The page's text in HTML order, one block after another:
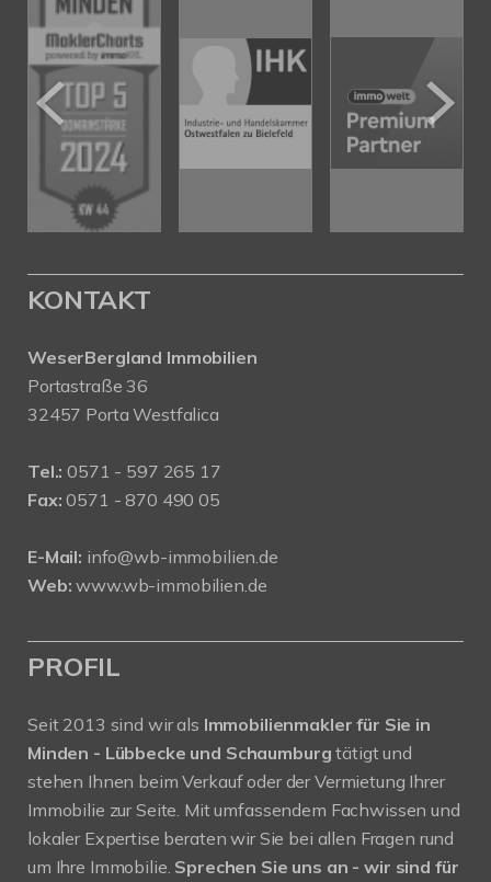
KONTAKT
WeserBergland Immobilien
Portastraße 36
32457 Porta Westfalica
Tel.: 0571 - 597 265 17
Fax: 0571 - 870 490 05
E-Mail: info@wb-immobilien.de
Web: www.wb-immobilien.de
PROFIL
Seit 2013 sind wir als Immobilienmakler für Sie in
Minden - Lübbecke und Schaumburgtätigt und
stehen Ihnen beim Verkauf oder der Vermietung Ihrer
Immobilie zur Seite. Mit umfassendem Fachwissen und
lokaler Expertise beraten wir Sie bei allen Fragen rund
um Ihre Immobilie. Sprechen Sie uns an - wir sind für